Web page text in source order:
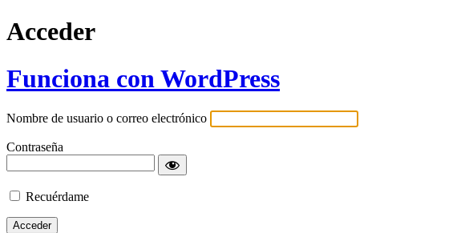
Acceder
Funciona con WordPress
Nombre de usuario o correo electrónico
Contraseña
Recuérdame